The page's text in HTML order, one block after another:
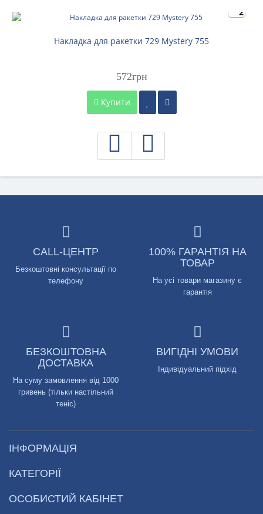
2
Накладка для ракетки 729 Mystery 755
572грн
Купити
CALL-ЦЕНТР
Безкоштовні консультації по
телефону
100% ГАРАНТІЯ НА
ТОВАР
На усі товари магазину є
гарантія
БЕЗКОШТОВНА
ДОСТАВКА
На суму замовлення від 1000
гривень (тільки настільний
теніс)
ВИГІДНІ УМОВИ
Індивідуальний підхід
ІНФОРМАЦІЯ
КАТЕГОРІЇ
ОСОБИСТИЙ КАБІНЕТ